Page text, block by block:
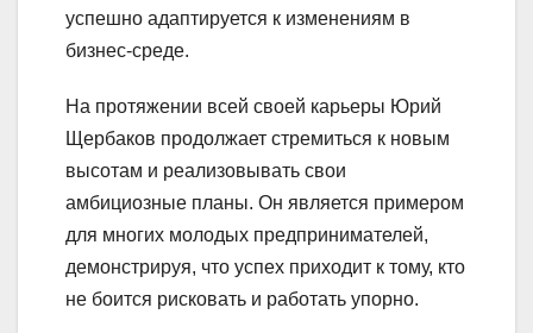
успешно адаптируется к изменениям в
бизнес-среде.
На протяжении всей своей карьеры Юрий
Щербаков продолжает стремиться к новым
высотам и реализовывать свои
амбициозные планы. Он является примером
для многих молодых предпринимателей,
демонстрируя, что успех приходит к тому, кто
не боится рисковать и работать упорно.